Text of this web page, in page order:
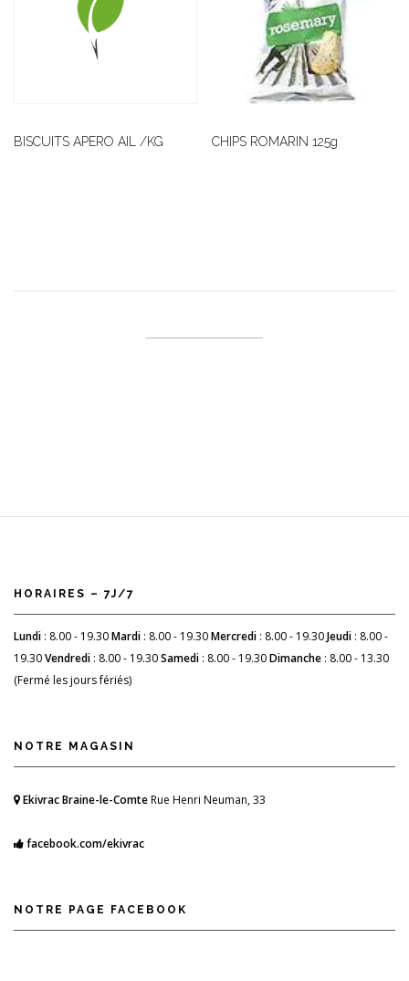
BISCUITS APERO AIL /KG CHIPS ROMARIN 125g
HORAIRES – 7J/7
Lundi : 8.00 - 19.30Mardi : 8.00 - 19.30Mercredi : 8.00 - 19.30Jeudi : 8.00 -
19.30Vendredi : 8.00 - 19.30Samedi : 8.00 - 19.30Dimanche : 8.00 - 13.30
(Fermé les jours fériés)
NOTRE MAGASIN
Ekivrac Braine-le-ComteRue Henri Neuman, 33
facebook.com/ekivrac
NOTRE PAGE FACEBOOK